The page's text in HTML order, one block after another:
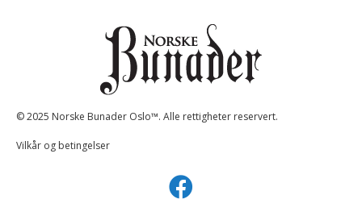
© 2025 Norske Bunader Oslo™. Alle rettigheter reservert.
Vilkår og betingelser